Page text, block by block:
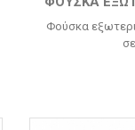
Φούσκα